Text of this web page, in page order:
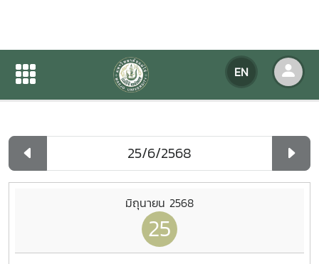
EN
Agency Calendar
Agency Calendar Day List
มิถุนายน 2568
25